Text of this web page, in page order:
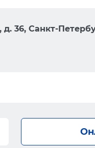
д. 36, Санкт-